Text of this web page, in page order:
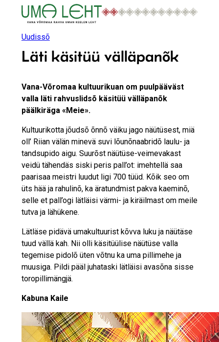
juurdeUudissõ
Läti käsitüü välläpanõk
Vana-Võromaa kultuurikuan om puulpääväst
valla läti rahvuslidsõ käsitüü välläpanõk
päälkiräga «Meie».
Kultuurikotta jõudsõ õnnõ väiku jago näütüsest, miä
oll’ Riian välän minevä suvi lõunõnaabridõ laulu- ja
tandsupido aigu. Suurõst näütüse-veimevakast
veidü tähendäs siski peris pall’ot: imehtellä saa
paarisaa meistri luudut ligi 700 tüüd. Kõik seo om
üts hää ja rahulinõ, ka äratundmist pakva kaeminõ,
selle et pall’ogi lätläisi värmi- ja kiräilmast om meile
tutva ja lähükene.
Lätläse pidävä umakultuurist kõvva luku ja näütäse
tuud vällä kah. Nii olli käsitüülise näütüse valla
tegemise pidolõ üten võtnu ka uma pillimehe ja
muusiga. Pildi pääl juhataski lätläisi avasõna sisse
toropillimängjä.
Kabuna Kaile